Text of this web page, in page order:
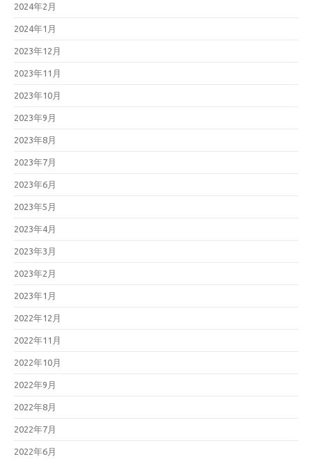
2024年2月
2024年1月
2023年12月
2023年11月
2023年10月
2023年9月
2023年8月
2023年7月
2023年6月
2023年5月
2023年4月
2023年3月
2023年2月
2023年1月
2022年12月
2022年11月
2022年10月
2022年9月
2022年8月
2022年7月
2022年6月